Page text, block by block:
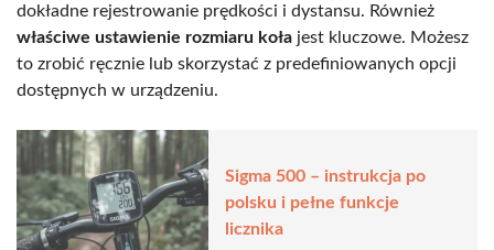
dokładne rejestrowanie prędkości i dystansu. Również
właściwe ustawienie rozmiaru koła jest kluczowe. Możesz
to zrobić ręcznie lub skorzystać z predefiniowanych opcji
dostępnych w urządzeniu.
Sigma 500 – instrukcja po
polsku i pełne funkcje
licznika